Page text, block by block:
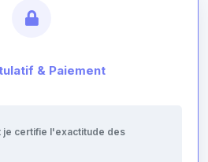
& Paiement
je certifie l'exactitude des